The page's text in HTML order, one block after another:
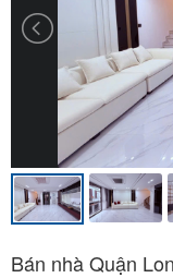
Bán nhà Quận